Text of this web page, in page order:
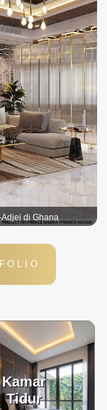
di Ghana
Kamar
Tidur